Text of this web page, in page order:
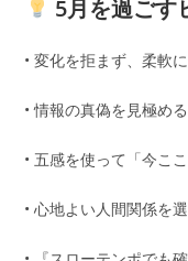
5月を過ごす
• 変化を拒まず、柔軟
• 情報の真偽を見極め
• 五感を使って「今こ
• 心地よい人間関係を